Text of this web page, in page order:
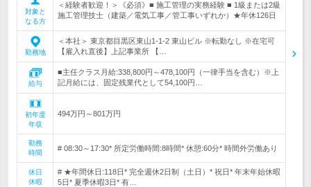
対象と
なる方
＜経験者歓迎！＞《必須》■ 施工管理の実務経験 ■ 1級または2級
施工管理技士（建築／電気工事／管工事いずれか）★年休126日
勤務地
＜本社＞ 東京都目黒区東山1-1-2 東山ビル ※転勤なし ※在宅可
【雇入れ直後】上記事業所 【…
給与
■主任クラス月給:338,800円～478,100円（一律手当を含む）※上
記月給には、固定残業代として54,100円…
初年度
年収
494万円～801万円
勤務
時間
# 08:30～17:30* 所定労働時間:8時間* 休憩:60分* 時間外労働あり
休日
休暇
# ★年間休日:118日* 完全週休2日制（土日）* 祝日* 年末年始休暇
5日* 夏季休暇3日* 有…